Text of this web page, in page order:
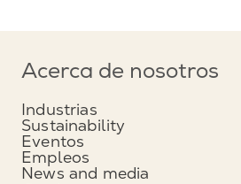
Acerca de nosotros
Industrias
Sustainability
Eventos
Empleos
News and media